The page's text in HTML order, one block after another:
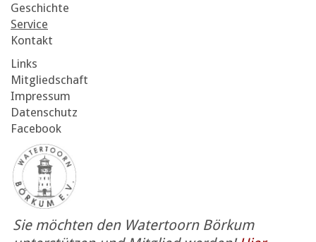
Geschichte
Service
Kontakt
Links
Mitgliedschaft
Impressum
Datenschutz
Facebook
Sie möchten den Watertoorn Börkum